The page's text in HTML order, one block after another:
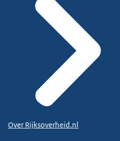
Over Rijksoverheid.nl